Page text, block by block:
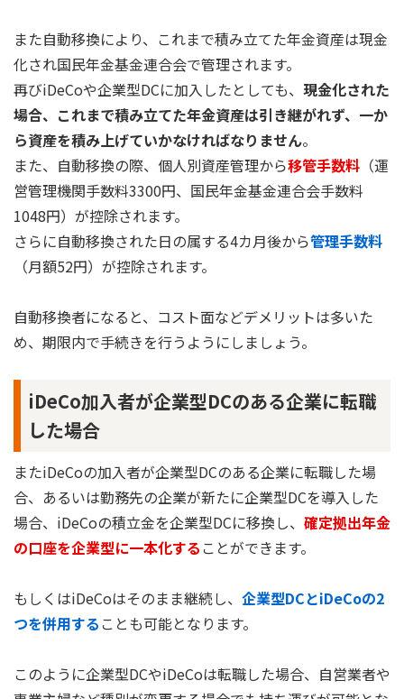
また自動移換により、これまで積み立てた年金資産は現金
化され国民年金基金連合会で管理されます。
再びiDeCoや企業型DCに加入したとしても、 現金化された
場合、これまで積み立てた年金資産は引き継がれず、一か
ら資産を積み上げていかなければなりません。
また、自動移換の際、個人別資産管理から移管手数料 （運
営管理機関手数料3300円、国民年金基金連合会手数料
1048円）が控除されます。
さらに自動移換された日の属する4カ月後から管理手数料
（月額52円）が控除されます。
自動移換者になると、コスト面などデメリットは多いた
め、期限内で手続きを行うようにしましょう。
iDeCo加入者が企業型DCのある企業に転職
した場合
またiDeCoの加入者が企業型DCのある企業に転職した場
合、あるいは勤務先の企業が新たに企業型DCを導入した
場合、iDeCoの積立金を企業型DCに移換し、 確定拠出年金
の口座を企業型に一本化する ことができます。
もしくはiDeCoはそのまま継続し、 企業型DCとiDeCoの2
つを併用する ことも可能となります。
このように企業型DCやiDeCoは転職した場合、自営業者や